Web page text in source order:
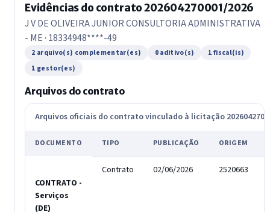
Evidências do contrato 202604270001/2026
J V DE OLIVEIRA JUNIOR CONSULTORIA ADMINISTRATIVA
- ME · 18334948****-49
2 arquivo(s) complementar(es) 0 aditivo(s)
1 fiscal(is)
1 gestor(es)
Arquivos do contrato
Arquivos oficiais do contrato vinculado à licitação
DOCUMENTO TIPO PUBLICAÇÃO ORIGEM
CONTRATO -
Serviços
(DE)
Contrato 02/06/2026 2520663